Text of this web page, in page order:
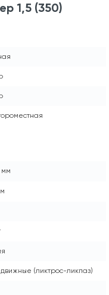
1,5 (350)
мм
(ликтрос-ликпаз)